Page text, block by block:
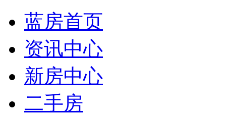
蓝房首页
资讯中心
新房中心
二手房